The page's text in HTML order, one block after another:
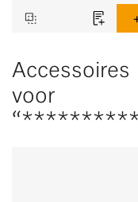
Accessoires
voor